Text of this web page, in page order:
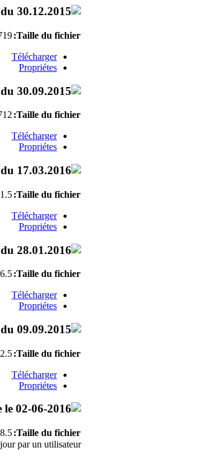
Taille du fichier:
KB
Télécharger
Propriétes
Taille du fichier:
KB
Télécharger
Propriétes
Taille du fichier:
KB
Télécharger
Propriétes
Taille du fichier:
KB
Télécharger
Propriétes
Taille du fichier:
KB
Télécharger
Propriétes
Taille du fichier:
KB
par un utilisateur.